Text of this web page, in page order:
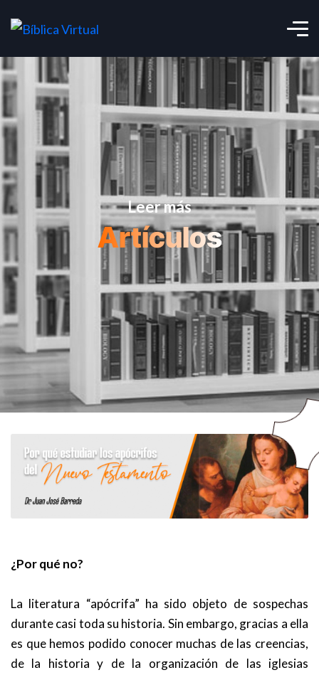
Leer más
Artículos
¿Por qué no?
La literatura “apócrifa” ha sido objeto de sospechas
durante casi toda su historia. Sin embargo, gracias a ella
es que hemos podido conocer muchas de las creencias,
de la historia y de la organización de las iglesias